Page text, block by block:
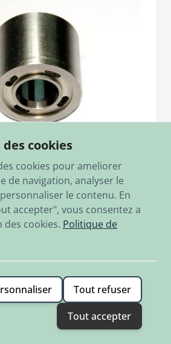
M125, M50Jet, M50Cross
Ajouter
cookies
cookies pour ameliorer
de navigation, analyser le
le contenu. En
accepter", vous consentez a
cookies. Politique de
Tout refuser
Tout accepter